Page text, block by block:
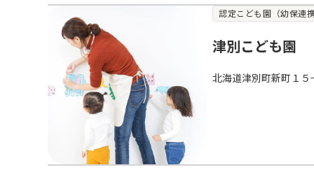
認定こども園（幼保連携
津別こども園
北海道津別町新町１５